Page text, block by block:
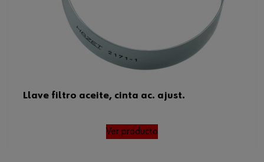
Llave filtro aceite, cinta ac. ajust.
Ver producto